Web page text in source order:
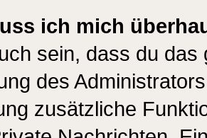
ich mich
sein, dass du
des
zusätzliche